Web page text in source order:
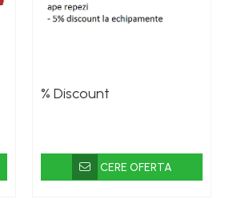
% Discount
CERE OFERTA